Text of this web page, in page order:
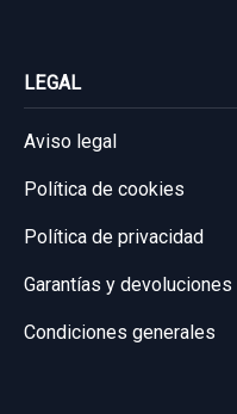
LEGAL
Aviso legal
Política de cookies
Política de privacidad
Garantías y devoluciones
Condiciones generales